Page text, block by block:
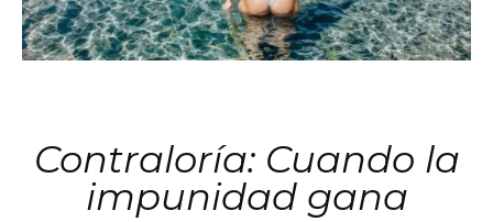
Contraloría: Cuando la
impunidad gana